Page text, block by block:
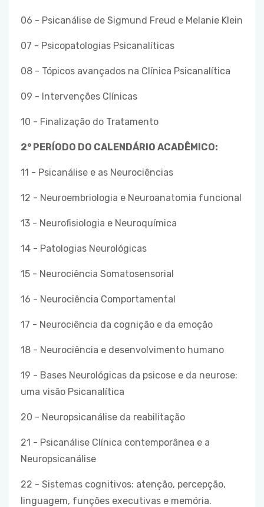
06 - Psicanálise de Sigmund Freud e Melanie Klein
07 - Psicopatologias Psicanalíticas
08 - Tópicos avançados na Clínica Psicanalítica
09 - Intervenções Clínicas
10 - Finalização do Tratamento
2° PERÍODO DO CALENDÁRIO ACADÊMICO:
11 - Psicanálise e as Neurociências
12 - Neuroembriologia e Neuroanatomia funcional
13 - Neurofisiologia e Neuroquímica
14 - Patologias Neurológicas
15 - Neurociência Somatosensorial
16 - Neurociência Comportamental
17 - Neurociência da cognição e da emoção
18 - Neurociência e desenvolvimento humano
19 - Bases Neurológicas da psicose e da neurose:
uma visão Psicanalítica
20 - Neuropsicanálise da reabilitação
21 - Psicanálise Clínica contemporânea e a
Neuropsicanálise
22 - Sistemas cognitivos: atenção, percepção,
linguagem, funções executivas e memória.